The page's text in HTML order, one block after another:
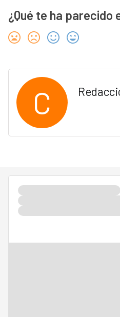
¿Qué te ha parecido
C